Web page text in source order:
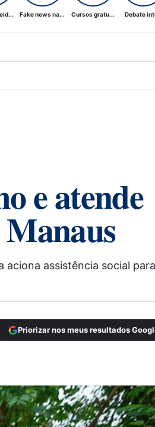
Fake news na... Cursos gratu... Debate
e atende
assistência social
Priorizar nos meus resultados